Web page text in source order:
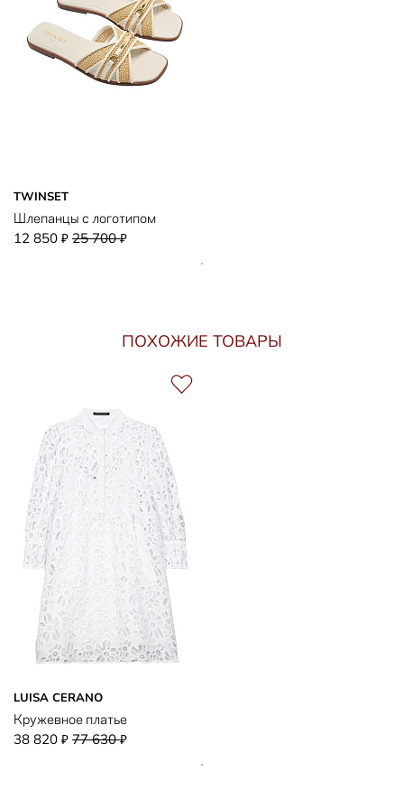
TWINSET
Шлепанцы с логотипом
12 850 ₽ 25 700₽
ПОХОЖИЕ ТОВАРЫ
LUISA CERANO
Кружевное платье
38 820 ₽ 77 630₽